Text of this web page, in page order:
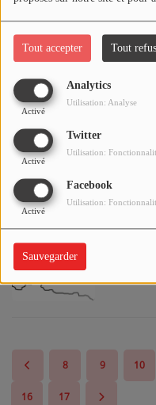
Tout accepter Tout
Analytics
Activé
Utilisation: Analyse
Twitter
Activé
Utilisation:
Facebook
Activé
Utilisation:
Sauvegarder
Rugby /
VI
RN145
Baisse
8 9 10
16 17